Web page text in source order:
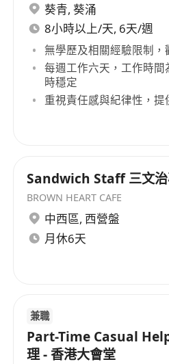
葵青, 葵涌
8小時以上/天, 6天/週
無學歷及相關經驗限制，
每週工作六天，工作時
時穩定
重視責任感與紀律性，提
Sandwich Staff 三文
BROWN HEART CAFE
中西區, 西營盤
月休6天
兼職
Part-Time Casual
理 - 香港大會堂